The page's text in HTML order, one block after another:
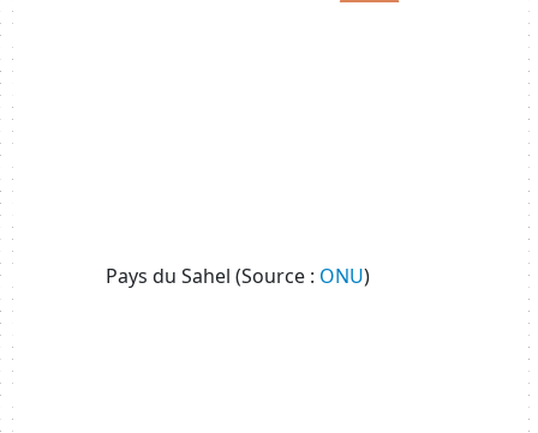
Pays du Sahel (Source : ONU)